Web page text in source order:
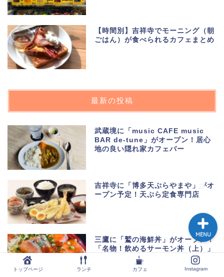
【時間別】吉祥寺でモーニング（朝
ごはん）が食べられるカフェまとめ
最新の投稿
武蔵境に「music CAFE music
BAR de-tune」がオープン！居心
地の良い隠れ家カフェバー
吉祥寺に「博多天ぷらやまや」がオ
ープン予定！天ぷら定食専門店
三鷹に「鷲の海鮮丼」がオープン！
「名物！飲めるサーモン丼（上）」
はサーモンづくし
トップページ ランチ カフェ Instagram
MENU
トップページ
カフェ